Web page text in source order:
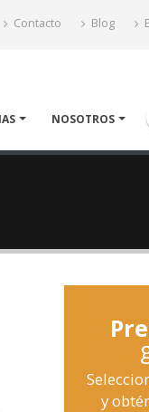
Contacto Blog
NOSOTROS
y